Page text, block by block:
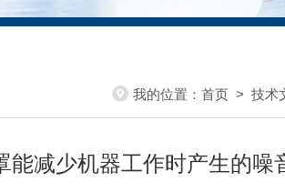
我的位置： 首页 > 技术
能减少机器工作时产生的噪